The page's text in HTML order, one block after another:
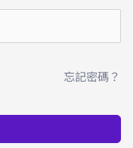
忘記密碼？